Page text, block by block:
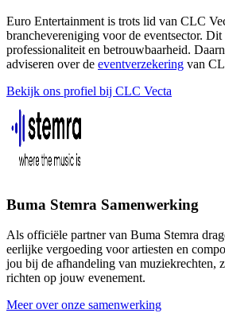
Euro Entertainment is trots lid van CLC
branchevereniging voor de eventsector.
professionaliteit en betrouwbaarheid.
adviseren over de eventverzekering van
Bekijk ons profiel bij CLC Vecta
Buma Stemra Samenwerking
Als officiële partner van Buma Stemra
eerlijke vergoeding voor artiesten en
jou bij de afhandeling van muziekrechten,
richten op jouw evenement.
Meer over onze samenwerking